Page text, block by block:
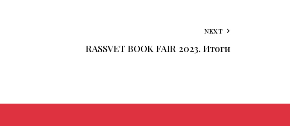
NEXT
RASSVET BOOK FAIR 2023. Итоги